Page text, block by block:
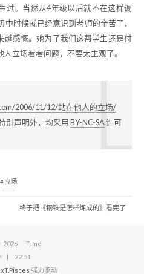
过。当然从4年级以后就不在这样调
时候就已经意识到老师的辛苦了，
越感慨。她为了我们这帮学生还是付
立场看看问题，不要太主观了。
2006/11/12/站在他人的立场/
别声明外，均采用BY-NC-SA许可
# 立场
终于把《钢铁是怎样炼成的》看完了
2026
Timo
22:51
强力驱动